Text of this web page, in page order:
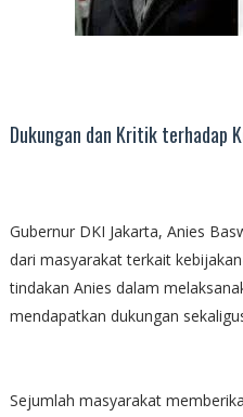
Dukungan dan Kritik terhadap
Gubernur DKI Jakarta, Anies
dari masyarakat terkait
tindakan Anies dalam
mendapatkan dukungan
Sejumlah masyarakat